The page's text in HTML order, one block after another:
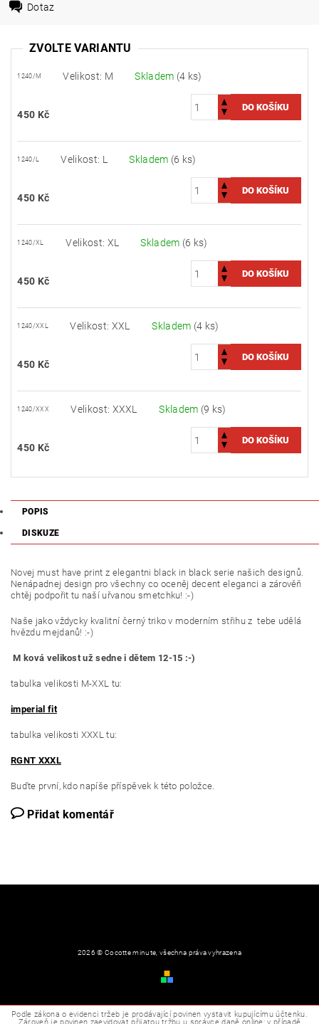
Dotaz
ZVOLTE VARIANTU
1240/M Velikost: M Skladem (4 ks)
450 Kč
1240/L Velikost: L Skladem (6 ks)
450 Kč
1240/XL Velikost: XL Skladem (6 ks)
450 Kč
1240/XXL Velikost: XXL Skladem (4 ks)
450 Kč
1240/XXX Velikost: XXXL Skladem (9 ks)
450 Kč
POPIS
DISKUZE
Novej must have print z elegantni black in black serie našich designů.
Nenápadnej design pro všechny co oceněj decent eleganci a zárověň
chtěj podpořit tu naší uřvanou smetchku! :-)
Naše jako vždycky kvalitní černý triko v moderním střihu z tebe udělá
hvězdu mejdanů! :-)
M ková velikost už sedne i dětem 12-15 :-)
tabulka velikosti M-XXL tu:
imperial fit
tabulka velikosti XXXL tu:
RGNT XXXL
Buďte první, kdo napíše příspěvek k této položce.
Přidat komentář
2026 © Cocotte minute, všechna práva vyhrazena
Podle zákona o evidenci tržeb je prodávající povinen vystavit kupujícímu účtenku.